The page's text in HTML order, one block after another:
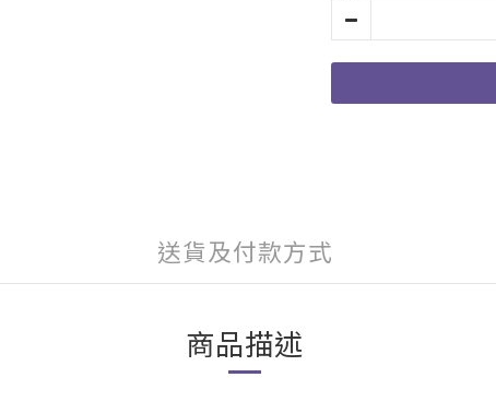
送貨及付款方式
商品描述